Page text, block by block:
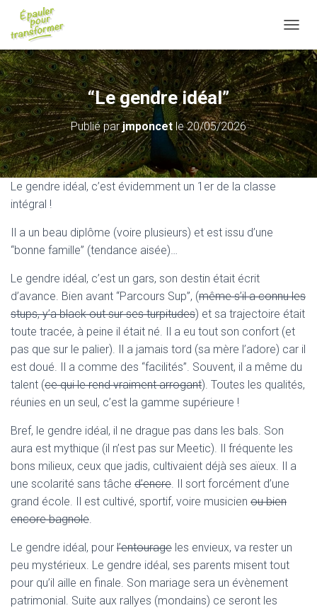
É
P
L
I
E
R
L
A
N
A
“Le gendre idéal”
Publié parjmponcetle20/05/2026
Le gendre idéal, c’est évidemment un 1er de la classe
intégral !
Il a un beau diplôme (voire plusieurs) et est issu d’une
“bonne famille” (tendance aisée)…
Le gendre idéal, c’est un gars, son destin était écrit
d’avance. Bien avant “Parcours Sup”, (même s’il a connu les
stups, y’a black out sur ses turpitudes) et sa trajectoire était
toute tracée, à peine il était né. Il a eu tout son confort (et
pas que sur le palier). Il a jamais tord (sa mère l’adore) car il
est doué. Il a comme des “facilités”. Souvent, il a même du
talent (ce qui le rend vraiment arrogant). Toutes les qualités,
réunies en un seul, c’est la gamme supérieure !
Bref, le gendre idéal, il ne drague pas dans les bals. Son
aura est mythique (il n’est pas sur Meetic). Il fréquente les
bons milieux, ceux que jadis, cultivaient déjà ses aïeux. Il a
une scolarité sans tâche d’encre. Il sort forcément d’une
grand école. Il est cultivé, sportif, voire musicien ou bien
encore bagnole.
Le gendre idéal, pour l’entourage les envieux, va rester un
peu mystérieux. Le gendre idéal, ses parents misent tout
pour qu’il aille en finale. Son mariage sera un évènement
patrimonial. Suite aux rallyes (mondains) ce seront les